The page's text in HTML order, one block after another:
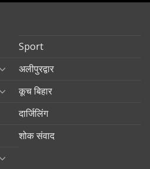
Sport
अलीपुरद्वार
कूच बिहार
दार्जिलिंग
शोक संवाद